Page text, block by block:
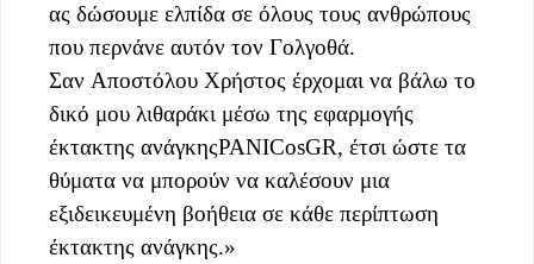
ας δώσουμε ελπίδα σε όλους τους ανθρώπους
που περνάνε αυτόν τον Γολγοθά.
Σαν Αποστόλου Χρήστος έρχομαι να βάλω το
δικό μου λιθαράκι μέσω της εφαρμογής
έκτακτης ανάγκηςPANICosGR, έτσι ώστε τα
θύματα να μπορούν να καλέσουν μια
εξιδεικευμένη βοήθεια σε κάθε περίπτωση
έκτακτης ανάγκης.»